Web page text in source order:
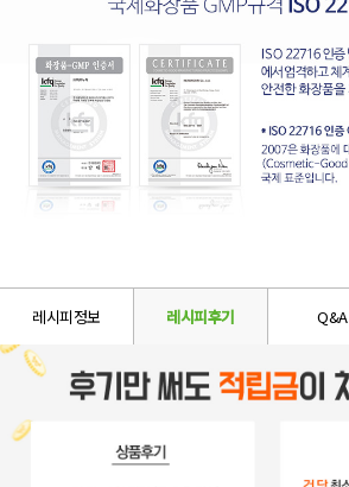
레시피정보 레시피후기 Q&A